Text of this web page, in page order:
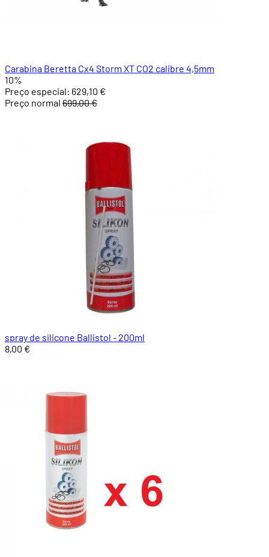
Carabina Beretta Cx4 Storm XT CO2 calibre 4,5mm
10%
Preço especial: 629,10 €
Preço normal 699,00 €
spray de silicone Ballistol - 200ml
8,00 €